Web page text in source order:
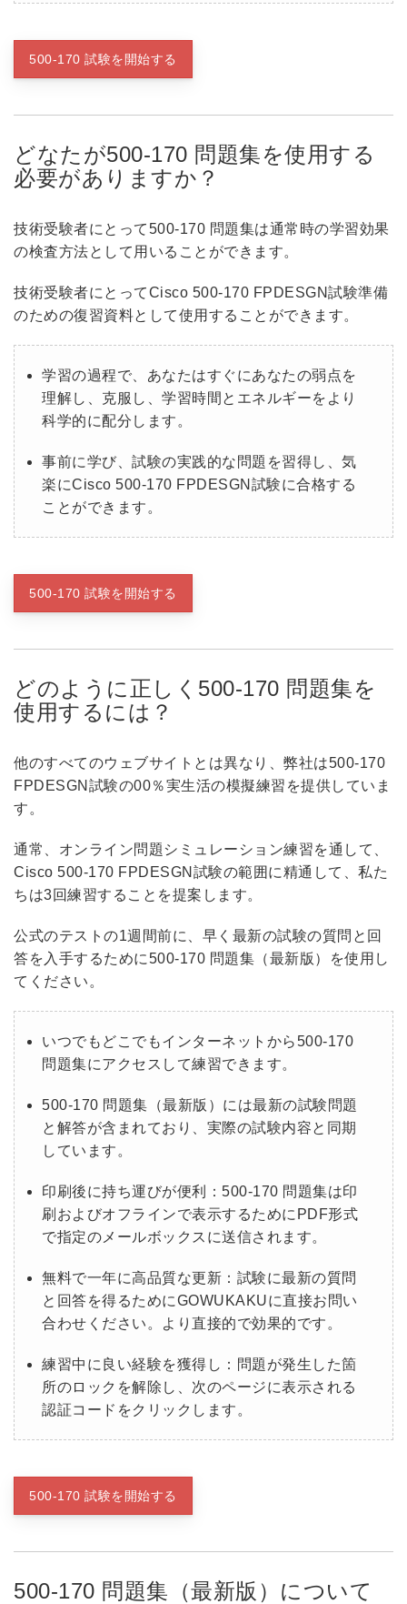
500-170 試験を開始する
どなたが500-170 問題集を使用する
必要がありますか？
技術受験者にとって500-170 問題集は通常時の学習効果
の検査方法として用いることができます。
技術受験者にとってCisco 500-170 FPDESGN試験準備
のための復習資料として使用することができます。
学習の過程で、あなたはすぐにあなたの弱点を
理解し、克服し、学習時間とエネルギーをより
科学的に配分します。
事前に学び、試験の実践的な問題を習得し、気
楽にCisco 500-170 FPDESGN試験に合格する
ことができます。
500-170 試験を開始する
どのように正しく500-170 問題集を
使用するには？
他のすべてのウェブサイトとは異なり、弊社は500-170
FPDESGN試験の00％実生活の模擬練習を提供していま
す。
通常、オンライン問題シミュレーション練習を通して、
Cisco 500-170 FPDESGN試験の範囲に精通して、私た
ちは3回練習することを提案します。
公式のテストの1週間前に、早く最新の試験の質問と回
答を入手するために500-170 問題集（最新版）を使用し
てください。
いつでもどこでもインターネットから500-170
問題集にアクセスして練習できます。
500-170 問題集（最新版）には最新の試験問題
と解答が含まれており、実際の試験内容と同期
しています。
印刷後に持ち運びが便利：500-170 問題集は印
刷およびオフラインで表示するためにPDF形式
で指定のメールボックスに送信されます。
無料で一年に高品質な更新：試験に最新の質問
と回答を得るためにGOWUKAKUに直接お問い
合わせください。より直接的で効果的です。
練習中に良い経験を獲得し：問題が発生した箇
所のロックを解除し、次のページに表示される
認証コードをクリックします。
500-170 試験を開始する
500-170 問題集（最新版）について